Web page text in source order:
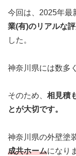
今回は、2025年最
業(有)のリアルな
した。
神奈川県には数多
そのため、 相見積
とが大切です。
神奈川県の外壁塗
成共ホームになり